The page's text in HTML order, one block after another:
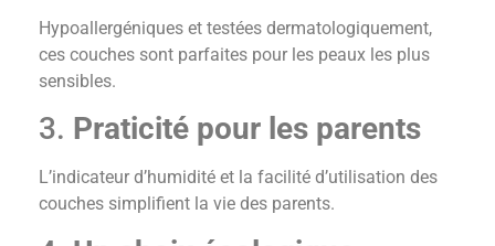
Hypoallergéniques et testées dermatologiquement,
ces couches sont parfaites pour les peaux les plus
sensibles.
3. Praticité pour les parents
L’indicateur d’humidité et la facilité d’utilisation des
couches simplifient la vie des parents.